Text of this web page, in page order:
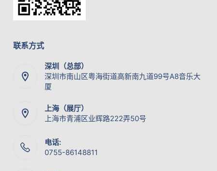
联系方式
深圳（总部）
深圳市南山区粤海街道高新南九道99号A8音乐大
厦
上海（展厅）
上海市青浦区业辉路222弄50号
电话:
0755-86148811